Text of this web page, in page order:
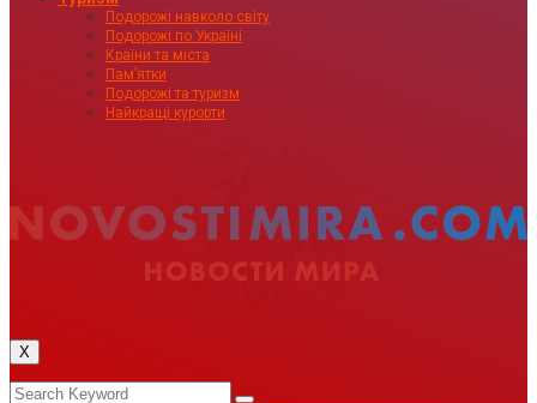
Подорожі навколо світу
Подорожі по Україні
Країни та міста
Пам’ятки
Подорожі та туризм
Найкращі курорти
X